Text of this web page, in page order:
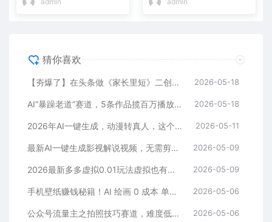
猜你喜欢
【夯爆了】在头条做《家长里短》二创小故事，这个月收益2w+ 2026-05-18
AI“暴躁老道”赛道，5条作品揽百万播放！（附变现全攻略） 2026-05-18
2026年AI一键生成，动漫转真人，这个月靠这个AI赚了2W+ 2026-05-11
最新AI一键生成影视解说视频，无需剪辑3分钟1条，条条爆款，多平台变现日入2000+ 2026-05-09
2026最新多多虚拟0.01玩法虚拟也有新门路轻松日入2500! 2026-05-09
手机壁纸赚钱秘籍！AI 绘画 0 成本 单店狂销 3.8 万单 2026-05-06
公众号流量主之拍照技巧赛道，难度低+流量大，起号第一篇就爆了10w阅读！ 2026-05-06